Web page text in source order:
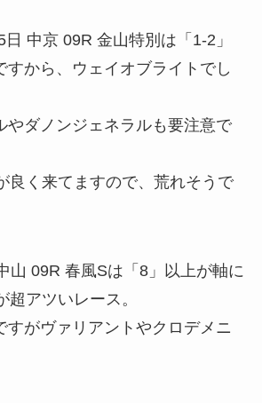
中京 09R 金山特別は「1-2」
すから、ウェイオブライトでし
やダノンジェネラルも要注意で
良く来てますので、荒れそうで
山 09R 春風Sは「8」以上が軸に
アツいレース。
すがヴァリアントやクロデメニ